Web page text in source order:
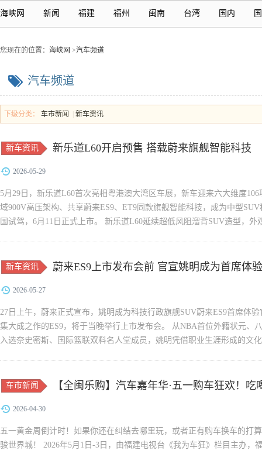
海峡网 新闻 福建 福州 闽南 台湾 国内
您现在的位置： 海峡网 >汽车频道
汽车频道
下级分类： 车市新闻 新车资讯
新车资讯 新乐道L60开启预售 搭载蔚来旗舰智能科技
2026-05-29
5月29日，新乐道L60首次亮相粤港澳大湾区车展，新车迎来六大维度
域900V高压架构、共享蔚来ES9、ET9同款旗舰智能科技，成为中型
国试驾，6月11日正式上市。 新乐道L60延续超低风阻溜背SUV造型，
新车资讯 蔚来ES9上市发布会前 官宣姚明成为首席体
2026-05-27
27日上午，蔚来正式宣布，姚明成为科技行政旗舰SUV蔚来ES9首席体
集大成之作的ES9，将于当晚举行上市发布会。 从NBA首位外籍状元、
入选奈史密斯、国际篮联双料名人堂成员，姚明凭借职业生涯形成的文
车市新闻 【全闽乐购】汽车嘉年华·五一购车狂欢！
2026-04-30
五一黄金周倒计时！如果你还在纠结去哪里玩，或者正有购车换车的
骏世界城！ 2026年5月1日-3日，由福建电视台《我为车狂》栏目主办，